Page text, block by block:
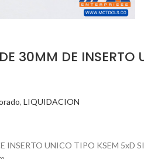
30MM DE
, LIQUIDACION
INSERTO UNICO TIPO KSEM 5xD